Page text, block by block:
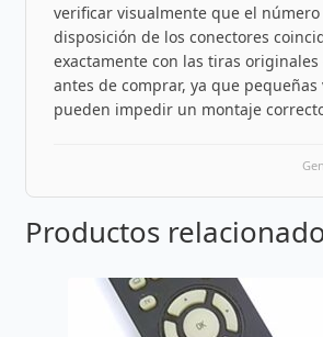
verificar visualmente que el número
disposición de los conectores
exactamente con las tiras
antes de comprar, ya que pequeñas
pueden impedir un montaje
Productos